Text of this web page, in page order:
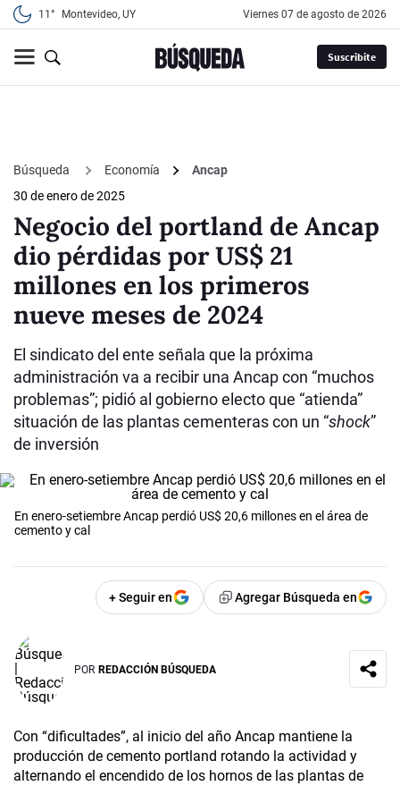
11° Montevideo, UY viernes 07 de agosto de 2026
Suscribite
Búsqueda Economía
Ancap
30 de enero de 2025
Negocio del portland de Ancap
dio pérdidas por US$ 21
millones en los primeros
nueve meses de 2024
El sindicato del ente señala que la próxima
administración va a recibir una Ancap con “muchos
problemas”; pidió al gobierno electo que “atienda”
situación de las plantas cementeras con un “shock”
de inversión
En enero-setiembre Ancap perdió US$ 20,6 millones en el área de
cemento y cal
+ Seguir en Agregar Búsqueda en
POR REDACCIÓN BÚSQUEDA
Con “dificultades”, al inicio del año Ancap mantiene la
producción de cemento portland rotando la actividad y
alternando el encendido de los hornos de las plantas de